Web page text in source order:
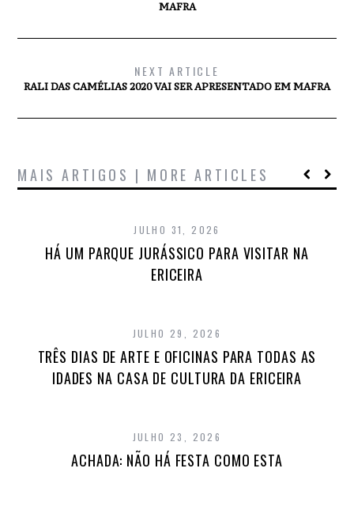
MAFRA
NEXT ARTICLE
RALI DAS CAMÉLIAS 2020 VAI SER APRESENTADO EM MAFRA
MAIS ARTIGOS | MORE ARTICLES
JULHO 31, 2026
HÁ UM PARQUE JURÁSSICO PARA VISITAR NA
ERICEIRA
JULHO 29, 2026
TRÊS DIAS DE ARTE E OFICINAS PARA TODAS AS
IDADES NA CASA DE CULTURA DA ERICEIRA
JULHO 23, 2026
ACHADA: NÃO HÁ FESTA COMO ESTA